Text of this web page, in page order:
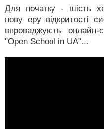
Для початку - шість
нову еру відкритості
впроваджують онлайн-
"Open School in UA"...